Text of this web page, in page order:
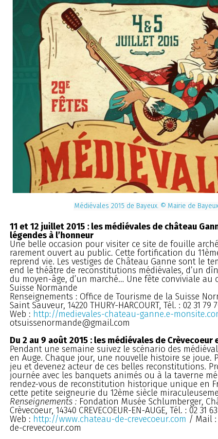
Médiévales 2015 de Bayeux. © Mairie de Bayeux
11 et 12 juillet 2015 : les médiévales de château
légendes à l’honneur
Une belle occasion pour visiter ce site de fouille
rarement ouvert au public. Cette fortification du
reprend vie. Les vestiges de Château Ganne sont le
end le théâtre de reconstitutions médiévales, d’un
du moyen-âge, d’un marché... Une fête conviviale
Suisse Normande
Renseignements : Office de Tourisme de la Suisse
Saint Sauveur, 14220 THURY-HARCOURT, Tél. : 02 31 79
Web : http://medievales-chateau-ganne.e-
otsuissenormande@gmail.com
Du 2 au 9 août 2015 : les médiévales de Crèvecoeur
Pendant une semaine suivez le scénario des
en Auge. Chaque jour, une nouvelle histoire se joue.
jeu et devenez acteur de ces belles reconstitutions.
journée avec les banquets animés ou à la taverne
rendez-vous de reconstitution historique unique en
cette petite seigneurie du 12ème siècle
Renseignements : Fondation Musée Schlumberger,
Crèvecoeur, 14340 CREVECOEUR-EN-AUGE, Tél. : 02 31
Web : http://www.chateau-de-crevecoeur.com / Mail
de-crevecoeur.com